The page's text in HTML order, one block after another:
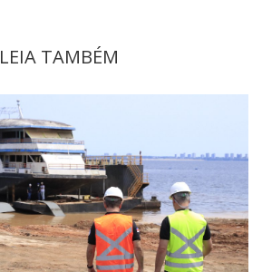
LEIA TAMBÉM